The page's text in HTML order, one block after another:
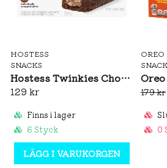
HOSTESS
SNACKS
Hostess Twinkies Chocolate 10 x 38g
129 kr
Finns i lager
6 Styck
LÄGG I VARUKORGEN
OREO
179 kr
0